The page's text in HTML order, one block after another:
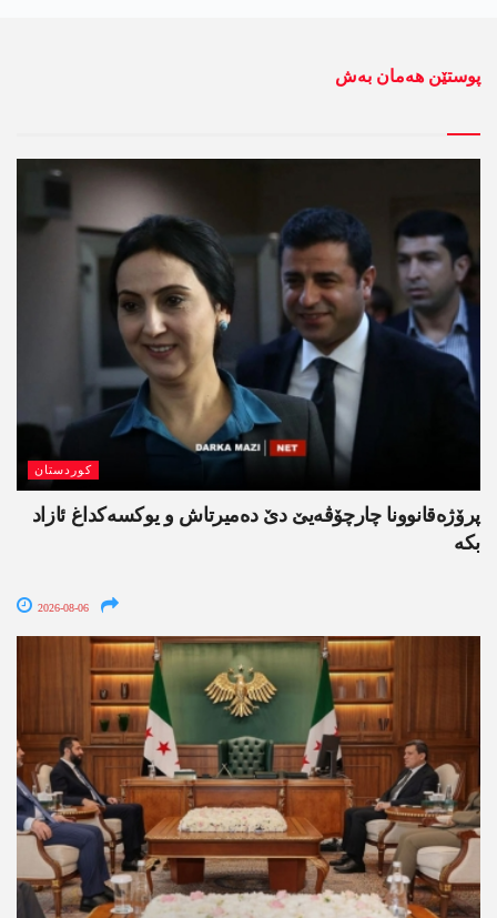
پوستێن ھەمان بەش
کوردستان
پرۆژەقانوونا چارچۆڤەیێ دێ دەمیرتاش و یوکسەکداغ ئازاد
بکە
2026-08-06